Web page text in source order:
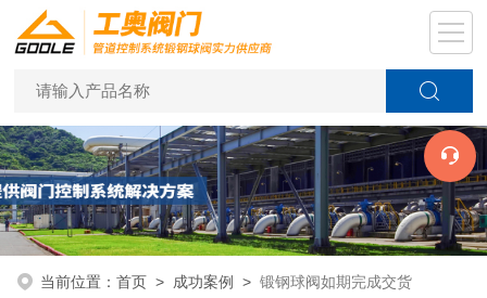
当前位置：首页 > 成功案例 >锻钢球阀如期完成交货